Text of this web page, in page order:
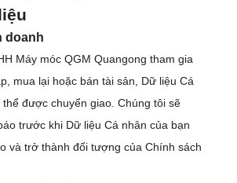
doanh
Máy móc QGM Quangong tham gia
mua lại hoặc bán tài sản, Dữ liệu Cá
thể được chuyển giao. Chúng tôi sẽ
trước khi Dữ liệu Cá nhân của bạn
và trở thành đối tượng của Chính sách